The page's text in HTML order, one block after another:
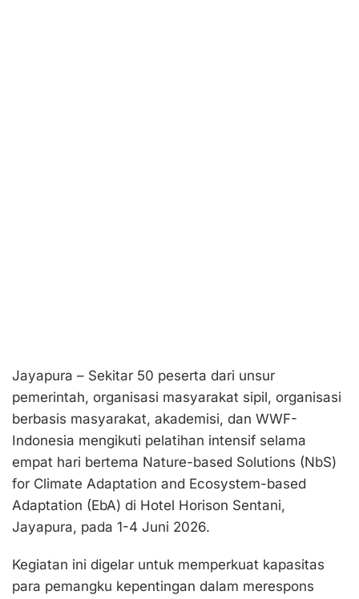
Jayapura – Sekitar 50 peserta dari unsur
pemerintah, organisasi masyarakat sipil, organisasi
berbasis masyarakat, akademisi, dan WWF-
Indonesia mengikuti pelatihan intensif selama
empat hari bertema Nature-based Solutions (NbS)
for Climate Adaptation and Ecosystem-based
Adaptation (EbA) di Hotel Horison Sentani,
Jayapura, pada 1-4 Juni 2026.
Kegiatan ini digelar untuk memperkuat kapasitas
para pemangku kepentingan dalam merespons